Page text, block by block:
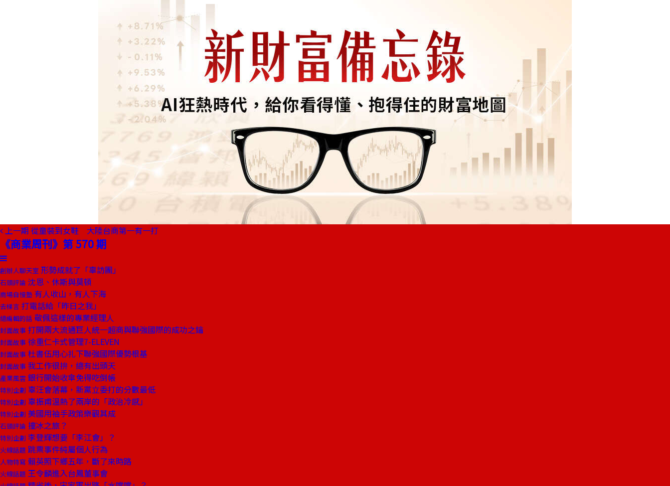
上一期 從童裝到女鞋 大陸台商第一有一打
《商業周刊》第 570 期
創辦人聊天室 形勢成就了「辜訪團」
石頭評論 沈恩、休斯與莫頓
商場自慢塾 有人收山，有人下海
去梯言 打電話給「昨日之我」
總編輯的話 敬佩這樣的專業經理人
封面故事 打開兩大流通巨人統一超商與聯強國際的成功之鑰
封面故事 徐重仁卡式管理7-ELEVEN
封面故事 杜書伍用心扎下聯強國際優勢根基
封面故事 我工作很拚，總有出頭天
產業風雲 銀行開始收傘免得吃倒帳
特別企劃 辜汪會落幕，新黨立委打的分數最低
特別企劃 辜振甫溫熱了兩岸的「政治冷感」
特別企劃 美國用袖手政策樂觀其成
石頭評論 撞冰之旅？
特別企劃 李登輝想要「李江會」？
火線話題 跳票事件純屬個人行為
人物特寫 賴英照下鄉五年，斷了來時路
火線話題 王令麟進入台鳳董事會